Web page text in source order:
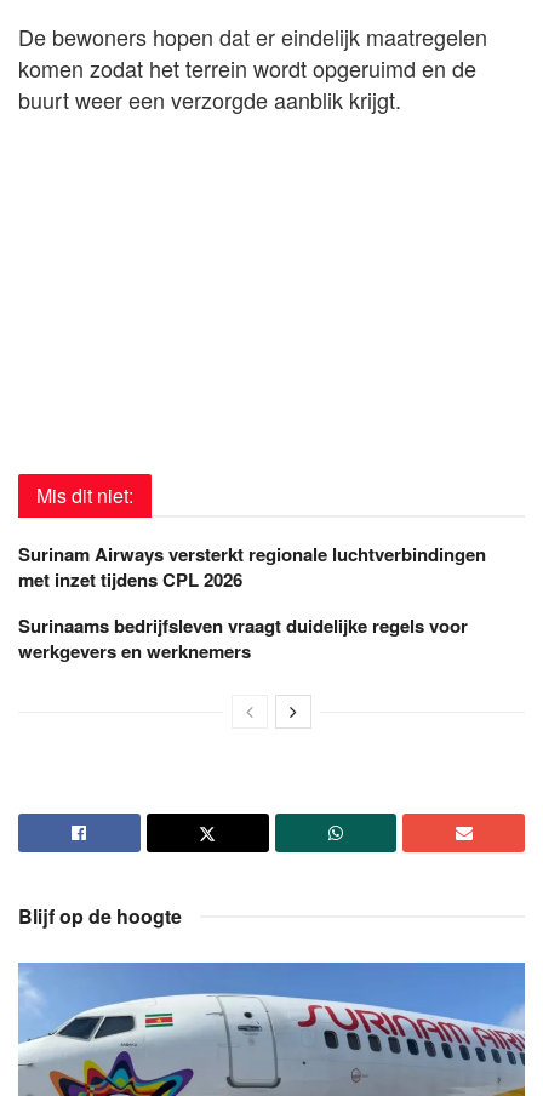
De bewoners hopen dat er eindelijk maatregelen
komen zodat het terrein wordt opgeruimd en de
buurt weer een verzorgde aanblik krijgt.
Mis dit niet:
Surinam Airways versterkt regionale luchtverbindingen
met inzet tijdens CPL 2026
Surinaams bedrijfsleven vraagt duidelijke regels voor
werkgevers en werknemers
Blijf op de hoogte